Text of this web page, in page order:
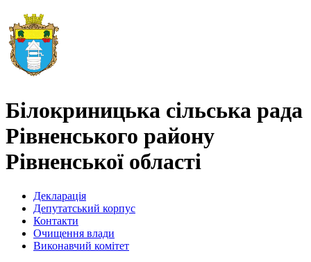
Білокриницька сільська рада
Рівненського району
Рівненської області
Декларація
Депутатський корпус
Контакти
Очищення влади
Виконавчий комітет